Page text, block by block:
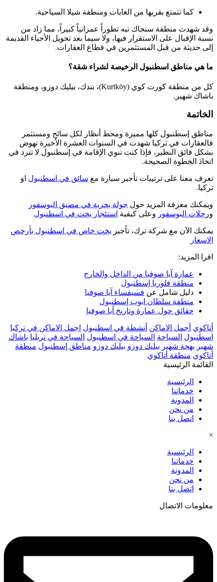
كما تتمتع بقربها من الغابات ومنطقة شيلا السياحية.
وقد شهدت منطقة سنجاك تبه تطوراً عمرانياً كبيراً، مما زاد من
نسبة الإقبال على الاستقرار فيها، ولا سيما بعد تحويل الأحياء القديمة
إلى حديثة من قبل المستثمرين في قطاع العقارات.
ما هي مناطق اسطنبول الرخيصة لشراء شقة؟
كل من منطقة كورت كوي (Kurtköy)، بندك، بيليك دوزو، ومنطقة
باشاك شهير.
الخاتمة
مناطق إسطنبول كلها مميزة ومحط أنظار لكل سائح ومستثمر
فالعقارات في تركيا شهدت في السنوات العشرة الأخيرة نهوض
بشكل فائق النظير، فإذا كنت تنوي الإقامة في إسطنبول لا تترد في
اتخاذ الخطوة الصحيحة.
تعرف معنا على ترتيبات تأجير سيارة مع سائق في اسطنبول او
تركيا.
ويمكنك معرفة المزيد حول جولة بحرية في مضيق البوسفور
ورحلات البوسفور وعلى كيفية استئجار يخت في اسطنبول
يمكنك الآن مع شركة ترك، تأجير يخت خاص في اسطنبول بأرخص
الاسعار
اقرا المزيد:
عمارة آيا صوفيا من الداخل والخارج
منطقة فلوريا إسطنبول
دليل شامل عن فسيفساء آيا صوفيا
منطقة سلطان ايوب إسطنبول
حقائق حول عمارة وتاريخ آيا صوفيا
أتاكوي أجمل الاماكن أنشطة في اسطنبول اجمل الاماكن في تركيا
اسطنبول السياحة السياحة في اسطنبول السياحة في تريليا باشاك
شهير بهجة شهير بيليك دوزو بيليك دوزو مناطق إسطنبول منطقة
أتاكوي منطقة أتاكوي
القائمة الرئيسية
الرئيسية
خدماتنا
المدونة
من نحن
اتصل بنا
×
الرئيسية
خدماتنا
المدونة
من نحن
اتصل بنا
معلومات الاتصال